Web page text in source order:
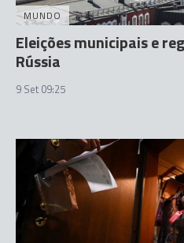
MUNDO
Eleições municipais e
Rússia
9 Set 09:25